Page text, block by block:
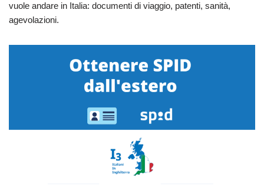
vuole andare in Italia: documenti di viaggio, patenti, sanità,
agevolazioni.